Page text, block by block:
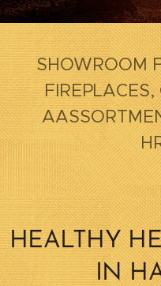
SHOWROOM
HEALTHY
IN